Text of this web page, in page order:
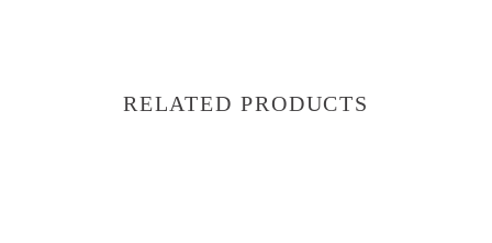
RELATED PRODUCTS